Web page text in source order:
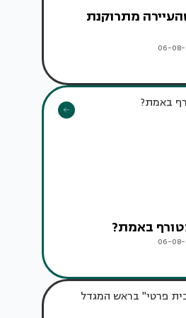
מתרוקנת
06-08-
באמת?
06-08-